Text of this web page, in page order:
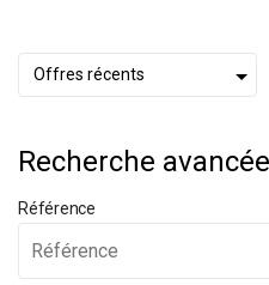
Recherche avancée
Référence